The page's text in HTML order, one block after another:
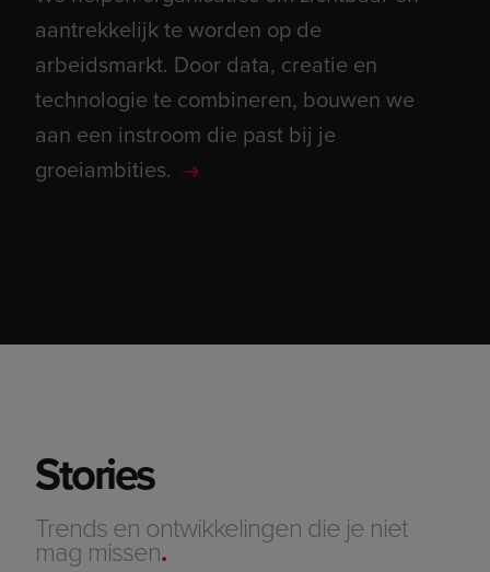
aantrekkelijk te worden op de
arbeidsmarkt. Door data, creatie en
technologie te combineren, bouwen we
aan een instroom die past bij je
groeiambities.
Stories
Trends en ontwikkelingen die je niet
mag missen.